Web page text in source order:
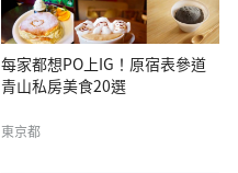
每家都想PO上IG！原宿表參道
青山私房美食20選
東京都